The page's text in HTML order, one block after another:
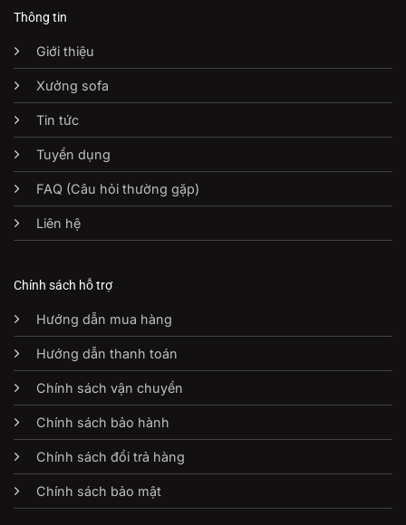
Thông tin
Giới thiệu
Xưởng sofa
Tin tức
Tuyển dụng
FAQ (Câu hỏi thường gặp)
Liên hệ
Chính sách hỗ trợ
Hướng dẫn mua hàng
Hướng dẫn thanh toán
Chính sách vận chuyển
Chính sách bảo hành
Chính sách đổi trả hàng
Chính sách bảo mật